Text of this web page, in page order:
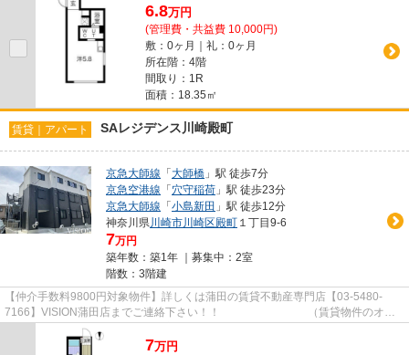
6.8万円
(管理費・共益費 10,000円)
敷：0ヶ月｜礼：0ヶ月
所在階：4階
間取り：1R
面積：18.35㎡
賃貸｜アパート SAレジデンス川崎殿町
京急大師線 「大師橋 」駅 徒歩7分
京急空港線 「穴守稲荷 」駅 徒歩23分
京急大師線 「小島新田 」駅 徒歩12分
神奈川県川崎市川崎区殿町 １丁目9-6
7万円
築年数：築1年 ｜募集中： 2室
階数：3階建
【仲介手数料9800円対象物件】詳しくは蒲田の賃貸不動産専門店【03-5480-
7166】VISION蒲田店までご連絡下さい！！ （賃貸物件のオス
スメポイント）TVインターホン 宅配...
7万円